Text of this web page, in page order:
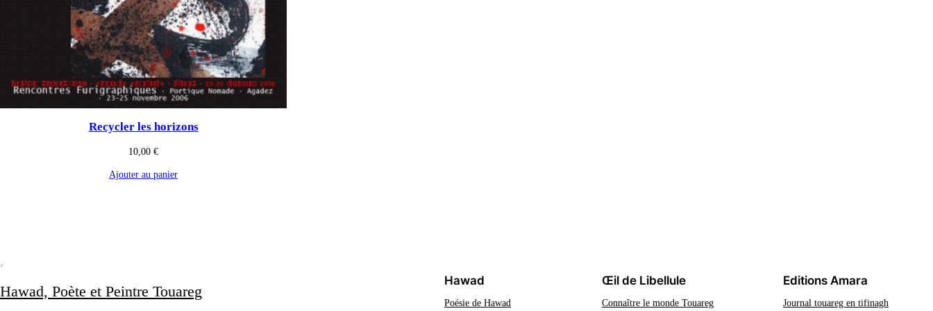
Recycler les horizons
10,00€
Ajouter au panier
Hawad, Poète et Peintre Touareg
Hawad
Poésie de Hawad
Œil de Libellule
Connaître le monde Touareg
Editions Amara
Journal touareg en tifinagh